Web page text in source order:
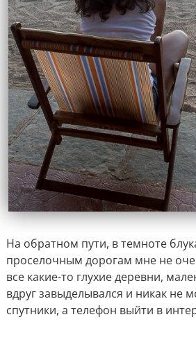
На обратном пути, в темноте
проселочным дорогам мне не
все какие-то глухие деревни,
вдруг завыделывался и никак не
спутники, а телефон выйти в